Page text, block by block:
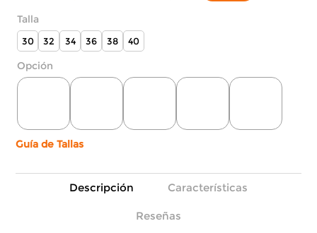
Talla
30 32 34 36 38 40
Guía de Tallas
Descripción Características
Reseñas